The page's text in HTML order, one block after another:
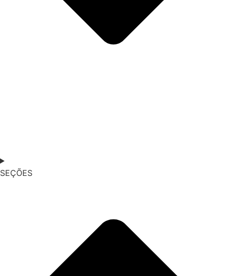
SEÇÕES